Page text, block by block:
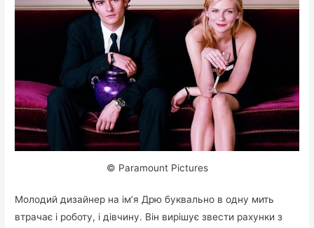
© Paramount Pictures
Молодий дизайнер на ім’я Дрю буквально в одну мить
втрачає і роботу, і дівчину. Він вирішує звести рахунки з